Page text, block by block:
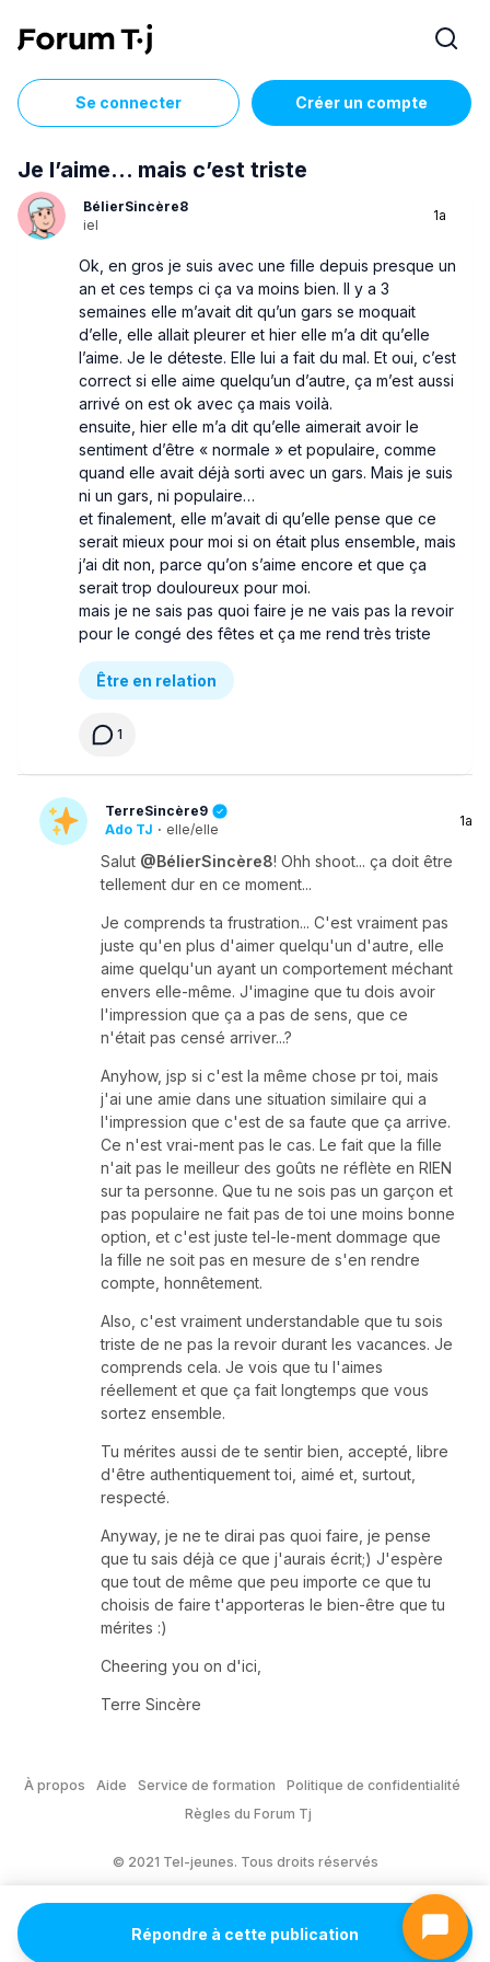
Se connecter Créer un compte
Je l’aime… mais c’est triste
BélierSincère8
iel
1a
Ok, en gros je suis avec une fille depuis presque un
an et ces temps ci ça va moins bien. Il y a 3
semaines elle m’avait dit qu’un gars se moquait
d’elle, elle allait pleurer et hier elle m’a dit qu’elle
l’aime. Je le déteste. Elle lui a fait du mal. Et oui, c’est
correct si elle aime quelqu’un d’autre, ça m’est aussi
arrivé on est ok avec ça mais voilà.
ensuite, hier elle m’a dit qu’elle aimerait avoir le
sentiment d’être « normale » et populaire, comme
quand elle avait déjà sorti avec un gars. Mais je suis
ni un gars, ni populaire…
et finalement, elle m’avait di qu’elle pense que ce
serait mieux pour moi si on était plus ensemble, mais
j’ai dit non, parce qu’on s’aime encore et que ça
serait trop douloureux pour moi.
mais je ne sais pas quoi faire je ne vais pas la revoir
pour le congé des fêtes et ça me rend très triste
Être en relation
1
TerreSincère9
Ado TJ · elle/elle
1a
Salut @BélierSincère8! Ohh shoot... ça doit être
tellement dur en ce moment...
Je comprends ta frustration... C'est vraiment pas
juste qu'en plus d'aimer quelqu'un d'autre, elle
aime quelqu'un ayant un comportement méchant
envers elle-même. J'imagine que tu dois avoir
l'impression que ça a pas de sens, que ce
n'était pas censé arriver...?
Anyhow, jsp si c'est la même chose pr toi, mais
j'ai une amie dans une situation similaire qui a
l'impression que c'est de sa faute que ça arrive.
Ce n'est vrai-ment pas le cas. Le fait que la fille
n'ait pas le meilleur des goûts ne réflète en RIEN
sur ta personne. Que tu ne sois pas un garçon et
pas populaire ne fait pas de toi une moins bonne
option, et c'est juste tel-le-ment dommage que
la fille ne soit pas en mesure de s'en rendre
compte, honnêtement.
Also, c'est vraiment understandable que tu sois
triste de ne pas la revoir durant les vacances. Je
comprends cela. Je vois que tu l'aimes
réellement et que ça fait longtemps que vous
sortez ensemble.
Tu mérites aussi de te sentir bien, accepté, libre
d'être authentiquement toi, aimé et, surtout,
respecté.
Anyway, je ne te dirai pas quoi faire, je pense
que tu sais déjà ce que j'aurais écrit;) J'espère
que tout de même que peu importe ce que tu
choisis de faire t'apporteras le bien-être que tu
mérites :)
Cheering you on d'ici,
Terre Sincère
Répondre à cette publication
À propos Aide Service de formation
Politique de confidentialité
Règles du Forum Tj
© 2021 Tel-jeunes. Tous droits réservés